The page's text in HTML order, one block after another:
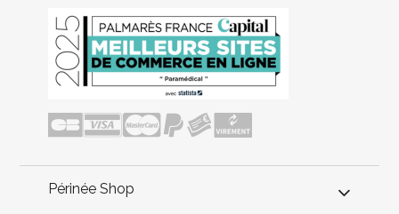
Périnée Shop